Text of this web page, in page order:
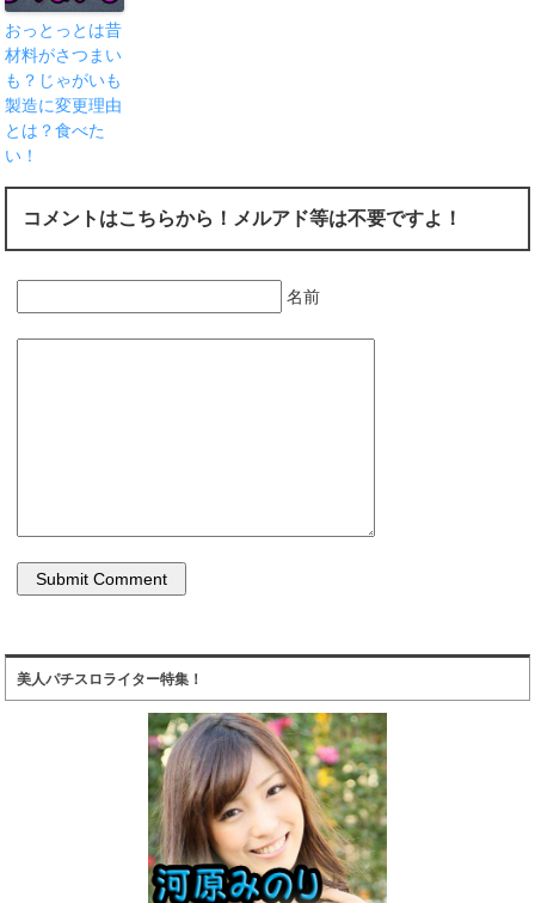
おっとっとは昔
材料がさつまい
も？じゃがいも
製造に変更理由
とは？食べた
い！
コメントはこちらから！メルアド等は不要ですよ！
名前
美人パチスロライター特集！